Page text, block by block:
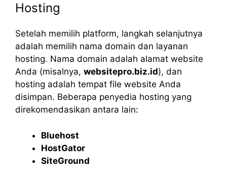
Hosting
Setelah memilih platform, langkah selanjutnya
adalah memilih nama domain dan layanan
hosting. Nama domain adalah alamat website
Anda (misalnya, websitepro.biz.id), dan
hosting adalah tempat file website Anda
disimpan. Beberapa penyedia hosting yang
direkomendasikan antara lain:
Bluehost
HostGator
SiteGround